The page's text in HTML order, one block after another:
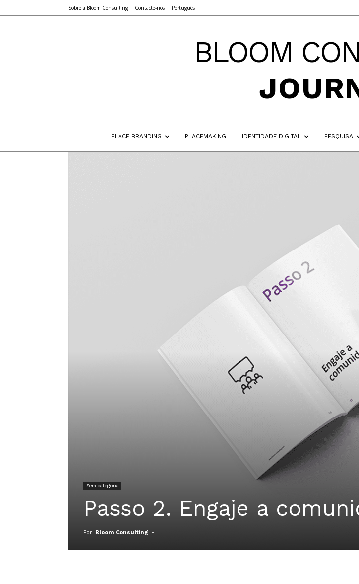
Sobre a Bloom Consulting Contacte-nos Português
BLOOM
PLACE BRANDING PLACEMAKING IDENTIDADE DIGITAL PESQUISA
Sem categoria
Passo 2. Engaje a
Por Bloom Consulting -